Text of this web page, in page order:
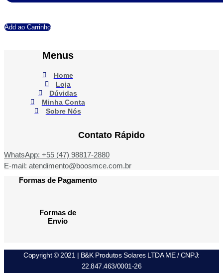
Add ao Carrinho
Menus
Home
Loja
Dúvidas
Minha Conta
Sobre Nós
Contato Rápido
WhatsApp: +55 (47) 98817-2880
E-mail: atendimento@boosmce.com.br
Formas de Pagamento
Formas de
Envio
Copyright © 2021 | B&K Produtos Solares LTDA ME / CNPJ:
22.847.463/0001-26